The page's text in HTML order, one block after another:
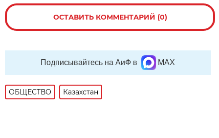
ОСТАВИТЬ КОММЕНТАРИЙ (0)
Подписывайтесь на АиФ в MAX
ОБЩЕСТВО Казахстан